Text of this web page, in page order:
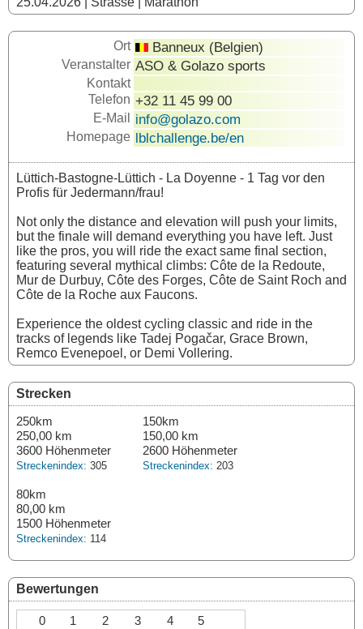
Ort Banneux (Belgien)
Veranstalter ASO & Golazo sports
Kontakt
Telefon +32 11 45 99 00
E-Mail info@golazo.com
Homepage lblchallenge.be/en
Lüttich-Bastogne-Lüttich - La Doyenne - 1 Tag vor den
Profis für Jedermann/frau!
Not only the distance and elevation will push your limits,
but the finale will demand everything you have left. Just
like the pros, you will ride the exact same final section,
featuring several mythical climbs: Côte de la Redoute,
Mur de Durbuy, Côte des Forges, Côte de Saint Roch and
Côte de la Roche aux Faucons.
Experience the oldest cycling classic and ride in the
tracks of legends like Tadej Pogačar, Grace Brown,
Remco Evenepoel, or Demi Vollering.
Strecken
250km
250,00 km
3600 Höhenmeter
Streckenindex: 305
150km
150,00 km
2600 Höhenmeter
Streckenindex: 203
80km
80,00 km
1500 Höhenmeter
Streckenindex: 114
Bewertungen
0 1 2 3 4
5